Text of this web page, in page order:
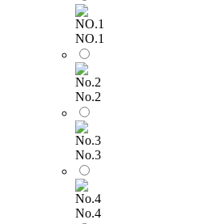
NO.1
No.2
No.3
No.4